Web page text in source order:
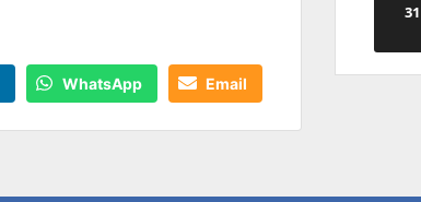
WhatsApp Email
31